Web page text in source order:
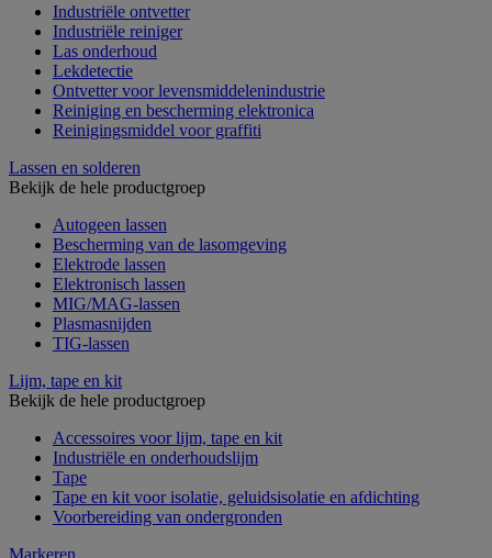
Industriële ontvetter
Industriële reiniger
Las onderhoud
Lekdetectie
Ontvetter voor levensmiddelenindustrie
Reiniging en bescherming elektronica
Reinigingsmiddel voor graffiti
Lassen en solderen
Bekijk de hele productgroep
Autogeen lassen
Bescherming van de lasomgeving
Elektrode lassen
Elektronisch lassen
MIG/MAG-lassen
Plasmasnijden
TIG-lassen
Lijm, tape en kit
Bekijk de hele productgroep
Accessoires voor lijm, tape en kit
Industriële en onderhoudslijm
Tape
Tape en kit voor isolatie, geluidsisolatie en afdichting
Voorbereiding van ondergronden
Markeren